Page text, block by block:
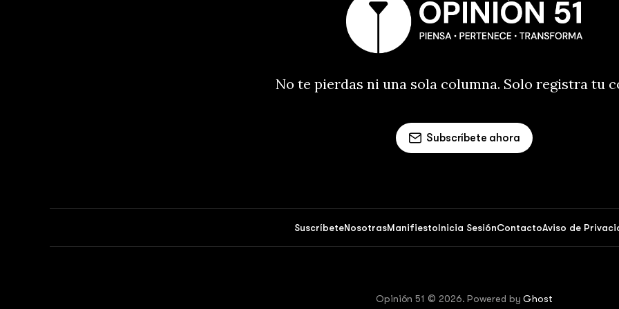
No te pierdas ni una sola columna. Solo registra tu
Subscríbete ahora
SuscríbeteNosotrasManifiestoInicia SesiónContactoAviso de
Opinión 51 © 2026. Powered byGhost